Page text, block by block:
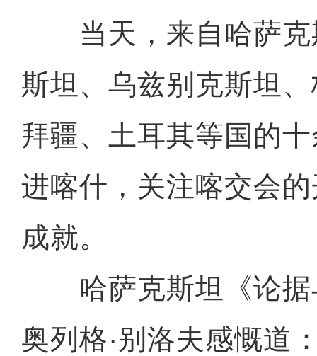
当天，来自哈萨克
斯坦、乌兹别克斯坦
拜疆、土耳其等国的
进喀什，关注喀交会
成就。
哈萨克斯坦《论据
奥列格·别洛夫感慨道